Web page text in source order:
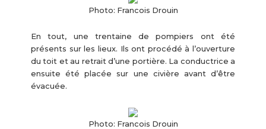
Photo: Francois Drouin
En tout, une trentaine de pompiers ont été
présents sur les lieux. Ils ont procédé à l’ouverture
du toit et au retrait d’une portière. La conductrice a
ensuite été placée sur une civière avant d’être
évacuée.
Photo: Francois Drouin